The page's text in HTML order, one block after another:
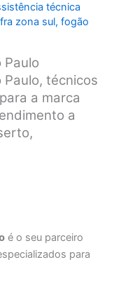
técnica
zona sul,fogão
Paulo
técnicos
a marca
a
é o seu parceiro
para